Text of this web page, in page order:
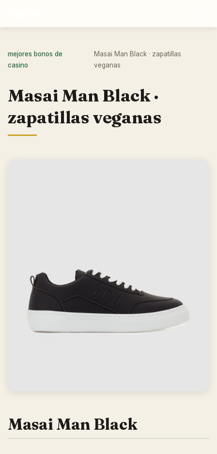
mejores bonos de
casino
Masai Man Black · zapatillas
veganas
Masai Man Black ·
zapatillas veganas
Masai Man Black